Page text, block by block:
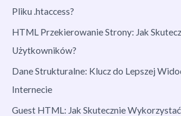
Pliku .htaccess?
HTML Przekierowanie Strony: Jak
Użytkowników?
Dane Strukturalne: Klucz do Lepszej
Internecie
Guest HTML: Jak Skutecznie